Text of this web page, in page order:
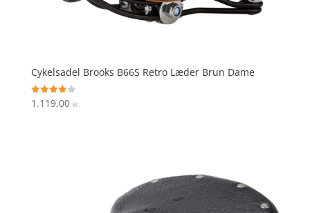
Cykelsadel Brooks B66S Retro Læder Brun Dame
Vurderet
4
1.119,00 kr.